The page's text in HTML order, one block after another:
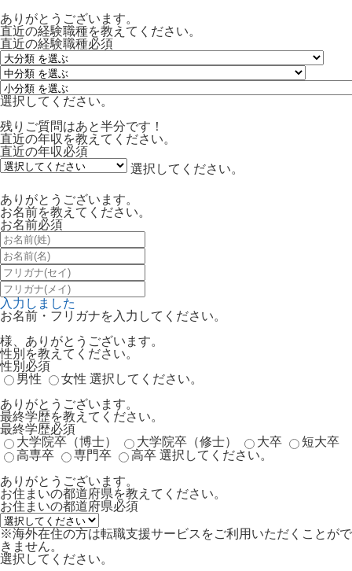
ありがとうございます。
直近の経験職種を教えてください。
直近の経験職種必須
選択してください。
残りご質問はあと半分です！
直近の年収を教えてください。
直近の年収必須
選択してください。
ありがとうございます。
お名前を教えてください。
お名前必須
入力しました
お名前・フリガナを入力してください。
様、ありがとうございます。
性別を教えてください。
性別 必須
男性
女性 選択してください。
ありがとうございます。
最終学歴を教えてください。
最終学歴必須
大学院卒（博士）
大学院卒（修士） 大卒
短大卒
高専卒
専門卒 高卒 選択してください。
ありがとうございます。
お住まいの都道府県を教えてください。
お住まいの都道府県必須
※海外在住の方は転職支援サービスをご利用いただくことがで
きません。
選択してください。